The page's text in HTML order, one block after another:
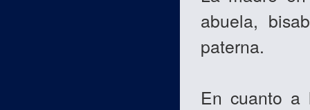
abuela,
paterna.
En cuanto a